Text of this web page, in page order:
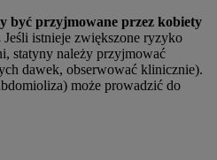
być przyjmowane przez kobiety
Jeśli istnieje zwiększone ryzyko
statyny należy przyjmować
dawek, obserwować klinicznie).
może prowadzić do